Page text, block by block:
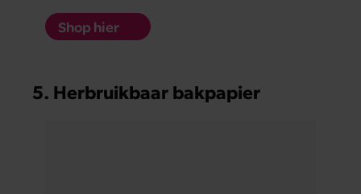
Shop hier
5. Herbruikbaar bakpapier